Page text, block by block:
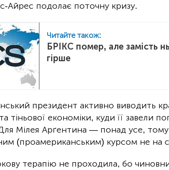
Айрес подолає поточну кризу.
Читайте також:
БРІКС помер, але замість
гірше
президент активно виводить
тіньової економіки, куди її завели
Мілея Арґентина — понад усе,
(проамериканським) курсом не на
терапію не проходила, бо